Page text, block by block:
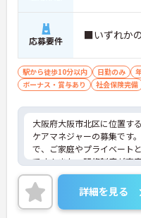
困ったときも一人にならな
・エリアマネージャーの巡
・人事・法務など専門部署
・労務やトラブルも組織的
→ 安心して業務に集中でき
将来を見据えてキャリア継
・定年制度なしで長期勤務
・退職金制度や持株会あり
・勤続年数に応じた手当支
→ 腰を据えて働きたい方に
応募要件 ■いずれか
駅から徒歩10分以内 日勤のみ
ボーナス・賞与あり
社会保険完備
大阪府大阪市北区に位置す
ケアマネジャーの募集です
で、ご家庭やプライベート
です！また、研修制度が充
りと学べてスキルアップが
方はご面接のポイントお伝
問い合わせください。
詳細を見る